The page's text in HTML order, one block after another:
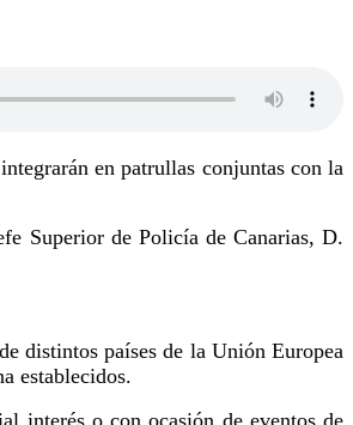
en patrullas conjuntas con la
Superior de Policía de Canarias,D.
distintos países de la Unión Europea
establecidos.
interés o con ocasión de eventos de